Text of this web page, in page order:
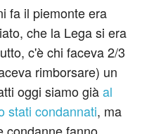
fa il piemonte era
che la Lega si era
c'è chi faceva 2/3
rimborsare) un
oggi siamo giàal
stati condannati, ma
condanne fanno